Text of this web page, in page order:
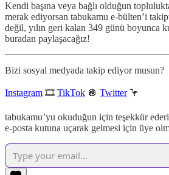
Kendi başına veya bağlı olduğun
merak ediyorsan tabukamu e-bülten’i
değil, yılın geri kalan 349 günü boyunca
buradan paylaşacağız!
Bizi sosyal medyada takip ediyor musun?
Instagram 🎞 TikTok 🪩 Twitter🦩
tabukamu’yu okuduğun için teşekkür
e-posta kutuna uçarak gelmesi için üye